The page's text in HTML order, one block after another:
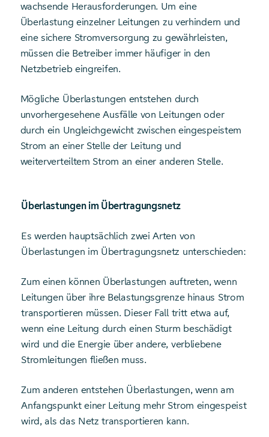
wachsende Herausforderungen. Um eine
Überlastung einzelner Leitungen zu verhindern und
eine sichere Stromversorgung zu gewährleisten,
müssen die Betreiber immer häufiger in den
Netzbetrieb eingreifen.
Mögliche Überlastungen entstehen durch
unvorhergesehene Ausfälle von Leitungen oder
durch ein Ungleichgewicht zwischen eingespeistem
Strom an einer Stelle der Leitung und
weiterverteiltem Strom an einer anderen Stelle.
Überlastungen im Übertragungsnetz
Es werden hauptsächlich zwei Arten von
Überlastungen im Übertragungsnetz unterschieden:
Zum einen können Überlastungen auftreten, wenn
Leitungen über ihre Belastungsgrenze hinaus Strom
transportieren müssen. Dieser Fall tritt etwa auf,
wenn eine Leitung durch einen Sturm beschädigt
wird und die Energie über andere, verbliebene
Stromleitungen fließen muss.
Zum anderen entstehen Überlastungen, wenn am
Anfangspunkt einer Leitung mehr Strom eingespeist
wird, als das Netz transportieren kann.